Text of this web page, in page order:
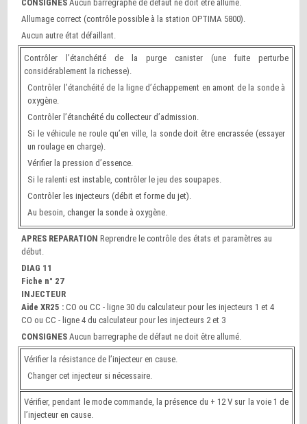
CONSIGNESAucun barregraphe de défaut ne doit être allumé.
Allumage correct (contrôle possible à la station OPTIMA 5800).
Aucun autre état défaillant.
Contrôler l’étanchéité de la purge canister (une fuite perturbe
considérablement la richesse).
Contrôler l’étanchéité de la ligne d’échappement en amont de la sonde à
oxygène.
Contrôler l’étanchéité du collecteur d’admission.
Si le véhicule ne roule qu’en ville, la sonde doit être encrassée (essayer
un roulage en charge).
Vérifier la pression d’essence.
Si le ralenti est instable, contrôler le jeu des soupapes.
Contrôler les injecteurs (débit et forme du jet).
Au besoin, changer la sonde à oxygène.
APRES REPARATIONReprendre le contrôle des états et paramètres au
début.
DIAG 11
Fiche n° 27
INJECTEUR
Aide XR25 : CO ou CC - ligne 30 du calculateur pour les injecteurs 1 et 4
CO ou CC - ligne 4 du calculateur pour les injecteurs 2 et 3
CONSIGNES Aucun barregraphe de défaut ne doit être allumé.
Vérifier la résistance de l’injecteur en cause.
Changer cet injecteur si nécessaire.
Vérifier, pendant le mode commande, la présence du + 12 V sur la voie 1 de
l’injecteur en cause.